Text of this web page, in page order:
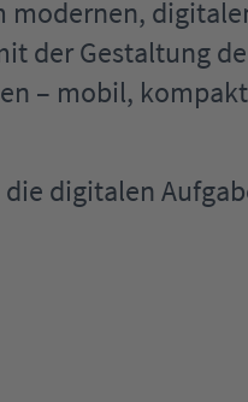
modernen,
der Gestaltung
– mobil,
digitalen